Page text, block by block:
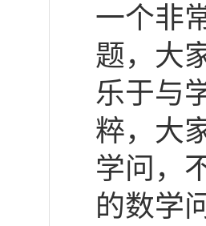
一个非
题，大
乐于与
粹，大
学问，
的数学